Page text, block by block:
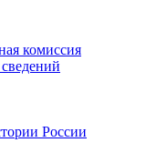
комиссия
России